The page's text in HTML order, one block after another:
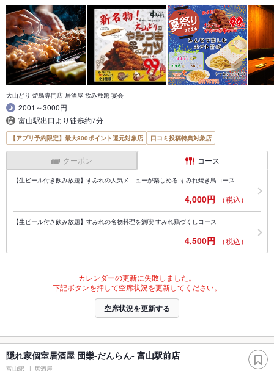
大山どり 焼鳥専門店 居酒屋 飲み放題 宴会
2001～3000円
富山駅出口より徒歩約7分
【アプリ予約限定】最大800ポイント還元対象店 口コミ投稿特典対象店
クーポン コース
【生ビール付き飲み放題】すみれの人気メニューが楽しめる すみれ焼き鳥コース
4,000円 （税込）
【生ビール付き飲み放題】すみれの名物料理を満喫 すみれ鶏づくしコース
4,500円 （税込）
カレンダーの更新に失敗しました。
下記ボタンを押して空席状況を更新してください。
空席状況を更新する
隠れ家個室居酒屋 団欒-だんらん- 富山駅前店
富山駅 居酒屋